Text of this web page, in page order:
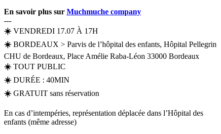
En savoir plus sur Muchmuche company
---
☀️ VENDREDI 17.07 À 17H
☀️ BORDEAUX > Parvis de l’hôpital des enfants, Hôpital Pellegrin
CHU de Bordeaux, Place Amélie Raba-Léon 33000 Bordeaux
☀️ TOUT PUBLIC
☀️ DURÉE : 40MIN
☀️ GRATUIT sans réservation
En cas d’intempéries, représentation déplacée dans l’Hôpital des
enfants (même adresse)